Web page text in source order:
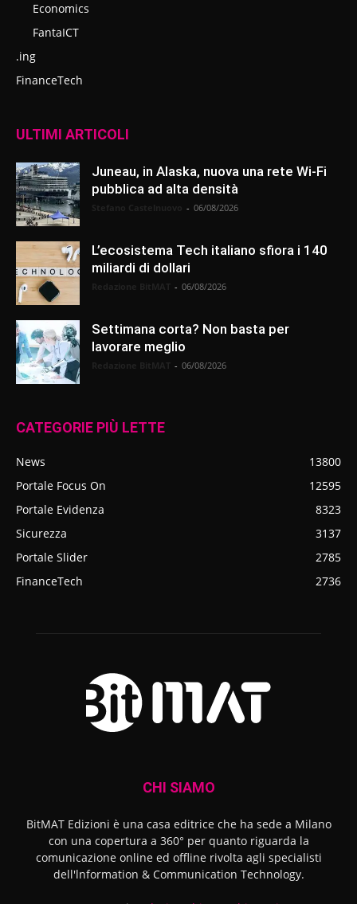
Economics
FantaICT
.ing
FinanceTech
ULTIMI ARTICOLI
Juneau, in Alaska, nuova una rete Wi-Fi
pubblica ad alta densità
- 06/08/2026
L’ecosistema Tech italiano sfiora i 140
miliardi di dollari
- 06/08/2026
Settimana corta? Non basta per
lavorare meglio
- 06/08/2026
CATEGORIE PIÙ LETTE
News
13800
Portale Focus On
12595
Portale Evidenza
8323
Sicurezza
3137
Portale Slider
2785
FinanceTech
2736
CHI SIAMO
BitMAT Edizioni è una casa editrice che ha sede a Milano
con una copertura a 360° per quanto riguarda la
comunicazione online ed offline rivolta agli specialisti
dell'lnformation & Communication Technology.